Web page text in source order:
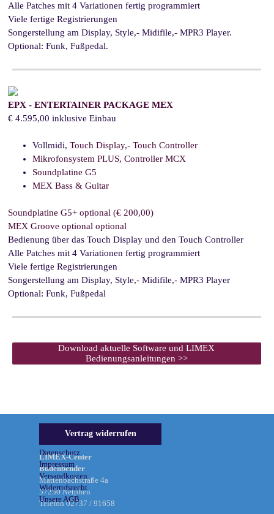
Alle Patches mit 4 Variationen fertig programmiert
Viele fertige Registrierungen
Songerstellung am Display, Style,- Midifile,- MPR3 Player.
Optional: Funk, Fußpedal.
EPX - ENTERTAINER PACKAGE MEX
€ 4.595,00 inklusive Einbau
Vollmidi, Touch Display,- Touch Controller
Mikrofonsystem PLUS, Controller MCX
Soundplatine G5
MEX Bass & Guitar
Soundplatine G5+ optional (€ 200,00)
MEX Groove optional optional
Bedienung über das Touch Display und den Touch Controller
Alle Patches mit 4 Variationen fertig programmiert
Viele fertige Registrierungen
Songerstellung am Display, Style,- Midifile,- MPR3 Player
Optional: Funk, Fußpedal
Download aktuelle Software und LIMEX
Bedienungsanleitungen >>
Informationen &
Datenschutz
Impressum
Versandkosten
Widerrufsrecht
Unsere AGB
LIMEX-Center
Büdenbender
Mattenbachstraße 4a
57250 Netphen
Telefon 02737 / 91658
Vertrag widerrufen